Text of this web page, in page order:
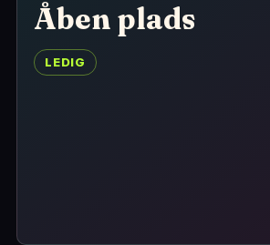
Åben plads
LEDIG